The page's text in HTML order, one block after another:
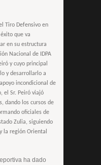
Tiro Defensivo en
que va
en su estructura
Nacional de IDPA
y cuyo principal
y desarrollarlo a
incondicional de
el Sr. Peiró viajó
dando los cursos de
oficiales de
Zulia, siguiendo
la región Oriental
ha dado